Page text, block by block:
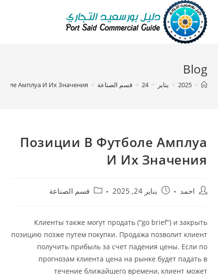
Blog
>
2025
> يناير >
24
> قسم الصناعة >
Амплуа И Их Значения
Позиции В Футболе Амплуа
И Их Значения
احمد يناير 24, 2025 قسم الصناعة
Клиенты также могут продать (“go brief”) и закрыть
позицию позже путем покупки. Продажа позволит клиент
получить прибыль за счет падения цены. Если по
прогнозам клиента цена на рынке будет падать в
течение ближайшего времени, клиент может